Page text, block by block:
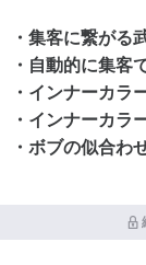
・集客に繋がる
・自動的に集客
・インナーカラ
・インナーカラ
・ボブの似合わ